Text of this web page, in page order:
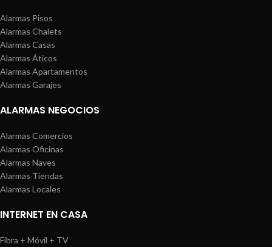
Alarmas Pisos
Alarmas Chalets
Alarmas Casas
Alarmas Áticos
Alarmas Apartamentos
Alarmas Garajes
ALARMAS NEGOCIOS
Alarmas Comercios
Alarmas Oficinas
Alarmas Naves
Alarmas Tiendas
Alarmas Locales
INTERNET EN CASA
Fibra + Móvil + TV